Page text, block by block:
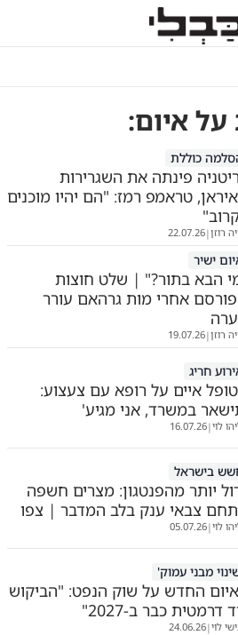
עלאיום:
כוללת
פינתה את השגרירות
טראמפ רמז: "הם יהיו מוכנים
רוזן|
22.07.26
ישיר
הבא בתור?" | שלט חוצות
אחרי מות גרהאם עורר
רוזן|
19.07.26
חריג
איים על רופא עם צעצוע:
במשרד, אני מגיע'
לוי|
16.07.26
בישראל
יותר מהפנטגון: מצרים חשפה
צבאי ענק בלב המדבר | צפו
לוי|
05.07.26
מבני עמוק'
החדש על שוק הנפט: "הביקוש
דרמטית כבר ב-2027"
לוי|
24.06.26